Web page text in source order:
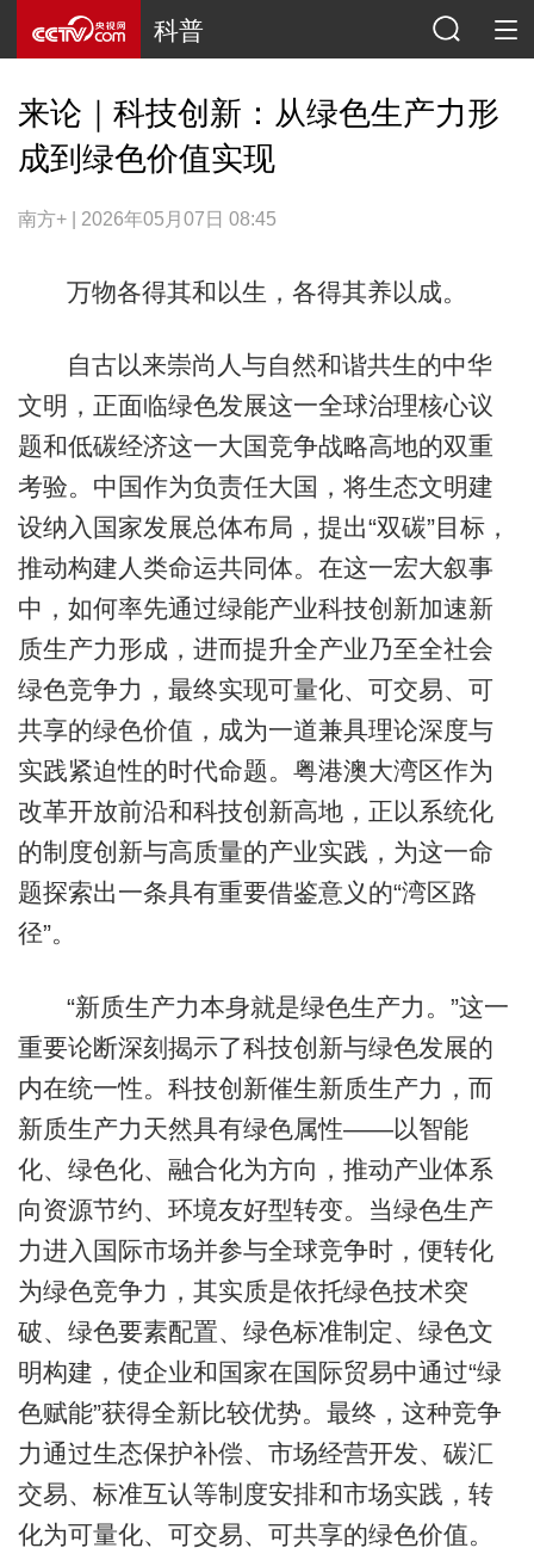
科普
来论｜科技创新：从绿色生产力形
成到绿色价值实现
南方+ | 2026年05月07日 08:45
万物各得其和以生，各得其养以成。
自古以来崇尚人与自然和谐共生的中华
文明，正面临绿色发展这一全球治理核心议
题和低碳经济这一大国竞争战略高地的双重
考验。中国作为负责任大国，将生态文明建
设纳入国家发展总体布局，提出“双碳”目标，
推动构建人类命运共同体。在这一宏大叙事
中，如何率先通过绿能产业科技创新加速新
质生产力形成，进而提升全产业乃至全社会
绿色竞争力，最终实现可量化、可交易、可
共享的绿色价值，成为一道兼具理论深度与
实践紧迫性的时代命题。粤港澳大湾区作为
改革开放前沿和科技创新高地，正以系统化
的制度创新与高质量的产业实践，为这一命
题探索出一条具有重要借鉴意义的“湾区路
径”。
“新质生产力本身就是绿色生产力。”这一
重要论断深刻揭示了科技创新与绿色发展的
内在统一性。科技创新催生新质生产力，而
新质生产力天然具有绿色属性——以智能
化、绿色化、融合化为方向，推动产业体系
向资源节约、环境友好型转变。当绿色生产
力进入国际市场并参与全球竞争时，便转化
为绿色竞争力，其实质是依托绿色技术突
破、绿色要素配置、绿色标准制定、绿色文
明构建，使企业和国家在国际贸易中通过“绿
色赋能”获得全新比较优势。最终，这种竞争
力通过生态保护补偿、市场经营开发、碳汇
交易、标准互认等制度安排和市场实践，转
化为可量化、可交易、可共享的绿色价值。